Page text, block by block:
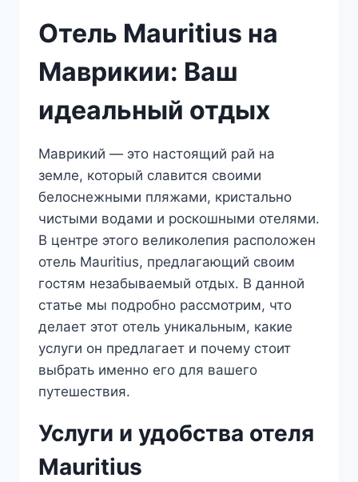
Отель Mauritius на
Маврикии: Ваш
идеальный отдых
Маврикий — это настоящий рай на
земле, который славится своими
белоснежными пляжами, кристально
чистыми водами и роскошными отелями.
В центре этого великолепия расположен
отель Mauritius, предлагающий своим
гостям незабываемый отдых. В данной
статье мы подробно рассмотрим, что
делает этот отель уникальным, какие
услуги он предлагает и почему стоит
выбрать именно его для вашего
путешествия.
Услуги и удобства отеля
Mauritius